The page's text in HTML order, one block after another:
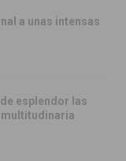
a unas intensas
esplendor las
multitudinaria